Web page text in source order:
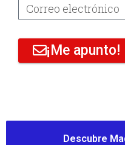
¡Me apunto!
Descubre